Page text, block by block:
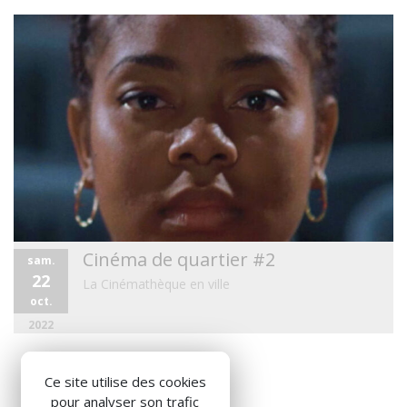
sam.
22
oct.
2022
Cinéma de quartier #2
La Cinémathèque en ville
Ce site utilise des cookies
pour analyser son trafic